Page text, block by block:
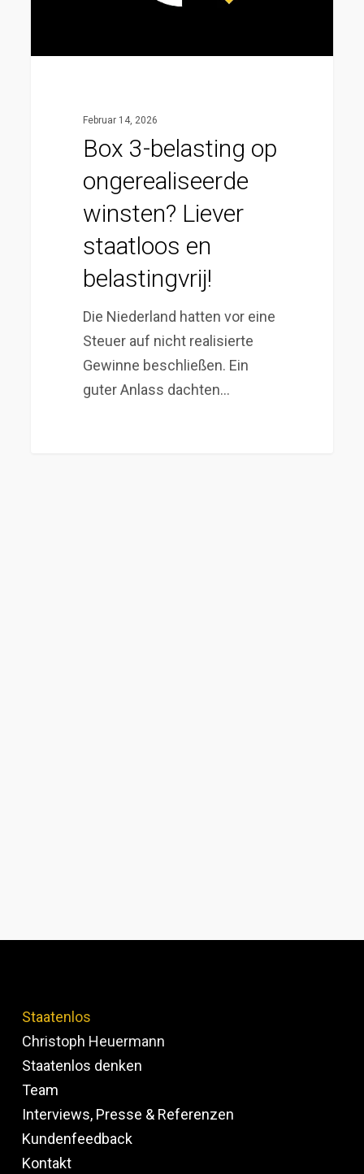
en
Februar 14, 2026
Box 3-belasting op
ongerealiseerde
winsten? Liever
staatloos en
belastingvrij!
Die Niederland hatten vor eine
Steuer auf nicht realisierte
Gewinne beschließen. Ein
guter Anlass dachten…
Staatenlos
Christoph Heuermann
Staatenlos denken
Team
Interviews, Presse & Referenzen
Kundenfeedback
Kontakt